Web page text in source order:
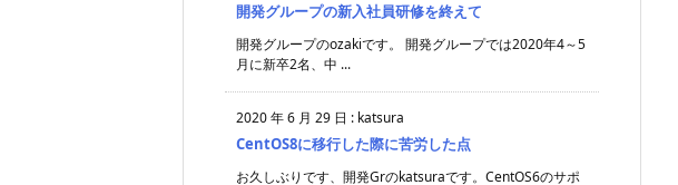
開発グループの新入社員研修を終えて
開発グループのozakiです。 開発グループでは2020年4～5
月に新卒2名、中 ...
2020 年 6 月 29 日 : katsura
CentOS8に移行した際に苦労した点
お久しぶりです、開発Grのkatsuraです。CentOS6のサポ